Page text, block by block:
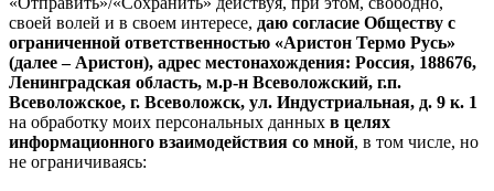
своей волей и в своем интересе, даю согласие Обществу с
ограниченной ответственностью «Аристон Термо Русь»
(далее – Аристон), адрес местонахождения: Россия, 188676,
Ленинградская область, м.р-н Всеволожский, г.п.
Всеволожское, г. Всеволожск, ул. Индустриальная, д. 9 к. 1
на обработку моих персональных данных в целях
информационного взаимодействия со мной, в том числе, но
не ограничиваясь: